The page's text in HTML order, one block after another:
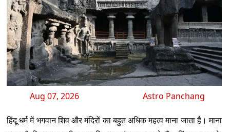
Aug 07, 2026 Astro Panchang
हिंदू धर्म में भगवान शिव और मंदिरों का बहुत अधिक महत्व माना जाता है। माना